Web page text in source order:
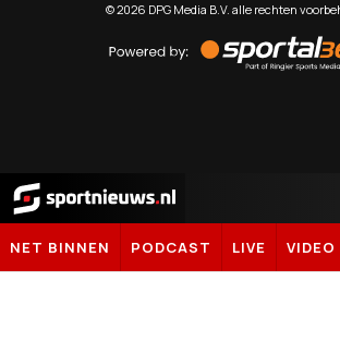
©2026 DPG Media B.V. alle rechten
by
Sportal365
Sportnieuws.nl
NET BINNEN PODCAST LIVE VIDEO